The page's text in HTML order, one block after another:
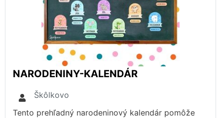
NARODENINY-KALENDÁR
Škôlkovo
Tento prehľadný narodeninový kalendár pomôže